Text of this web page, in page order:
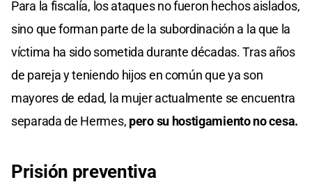
Para la fiscalía, los ataques no fueron hechos aislados,
sino que forman parte de la subordinación a la que la
víctima ha sido sometida durante décadas. Tras años
de pareja y teniendo hijos en común que ya son
mayores de edad, la mujer actualmente se encuentra
separada de Hermes, pero su hostigamiento no cesa.
Prisión preventiva